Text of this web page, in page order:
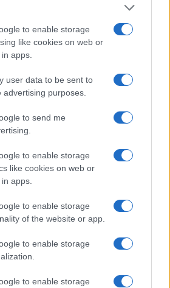
to enable storage
like cookies on web or
apps.
user data to be sent to
purposes.
to send me
to enable storage
like cookies on web or
apps.
to enable storage
of the website or app.
to enable storage
to enable storage
ossessivamente celebrato
organizzare una
che però (ops!) in Italia non
venuto il momento, un
e opposizione, di dire e
tutta, di giocare a carte
ha il coraggio di dirlo
di fatto punta atenere chiusa
tanto né delle libertà
economiche